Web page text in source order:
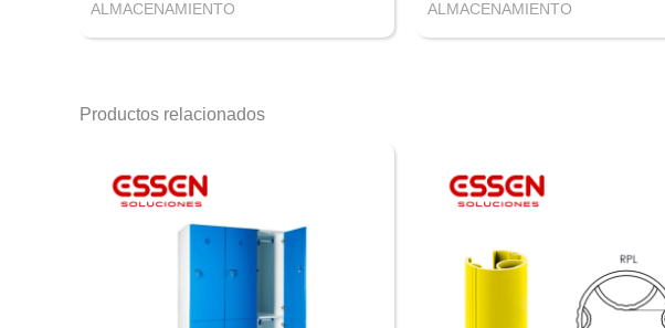
ALMACENAMIENTO ALMACENAMIENTO
Productos relacionados